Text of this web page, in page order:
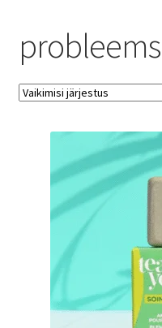
Brändid
Postitused
Privaatsuspoliitika
Müügitingimused